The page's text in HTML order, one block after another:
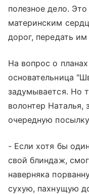
полезное дело.
материнским
дорог, передать
На вопрос о
основательница
задумывается. Но
волонтер Наталья,
очередную
- Если хотя бы
свой блиндаж,
наверняка
сухую, пахнущую